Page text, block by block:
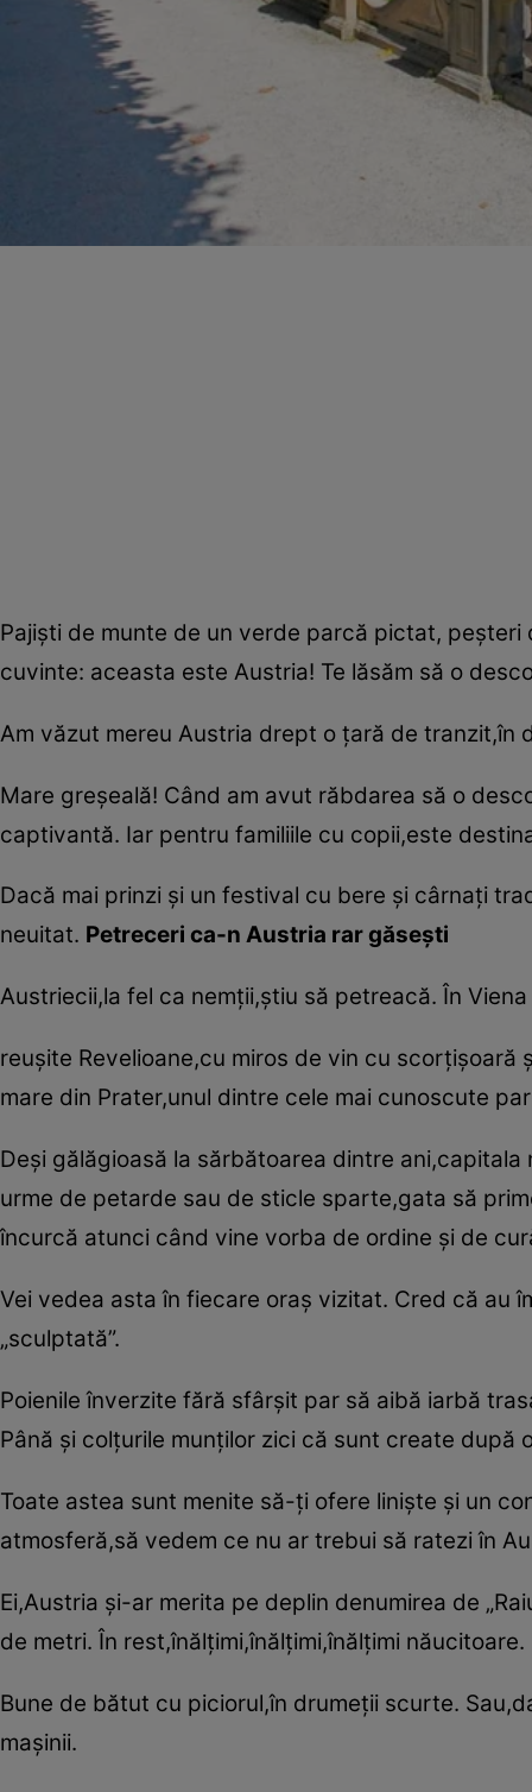
Pajişti de munte de un verde parcă pictat,
cuvinte: aceasta este Austria! Te lăsăm să o
Am văzut mereu Austria drept o ţară de tranzit,în
Mare greşeală! Când am avut răbdarea să o
captivantă. Iar pentru familiile cu copii,este
Dacă mai prinzi şi un festival cu bere şi cârnaţi
neuitat. Petreceri ca-n Austria rar găseşti
Austriecii,la fel ca nemţii,ştiu să petreacă. În
reuşite Revelioane,cu miros de vin cu
mare din Prater,unul dintre cele mai cunoscute
Deşi gălăgioasă la sărbătoarea dintre
urme de petarde sau de sticle sparte,gata să
încurcă atunci când vine vorba de ordine şi de
Vei vedea asta în fiecare oraş vizitat. Cred că au
„sculptată”.
Poienile înverzite fără sfârşit par să aibă iarbă
Până şi colţurile munţilor zici că sunt create după
Toate astea sunt menite să-ţi ofere linişte şi un
atmosferă,să vedem ce nu ar trebui să ratezi în
Ei,Austria şi-ar merita pe deplin denumirea de
de metri. În rest,înălţimi,înălţimi,înălţimi năucitoare.
Bune de bătut cu piciorul,în drumeţii scurte.
maşinii.